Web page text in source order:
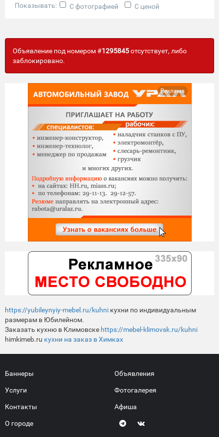
Показывать: С фотографией С ценой
Объявление под номером #1295845отсутствует, либо
заблокировано.
Реклама
https://yubileynyiy-mebel.ru/kuhni кухни по индивидуальным
размерам в Юбилейном.
Заказать кухню в Климовске https://mebel-klimovsk.ru/kuhni
himkimeb.ru кухни на заказ в Химках
Баннеры
Услуги
Контакты
О городе
Объявления
Фотогалерея
Афиша